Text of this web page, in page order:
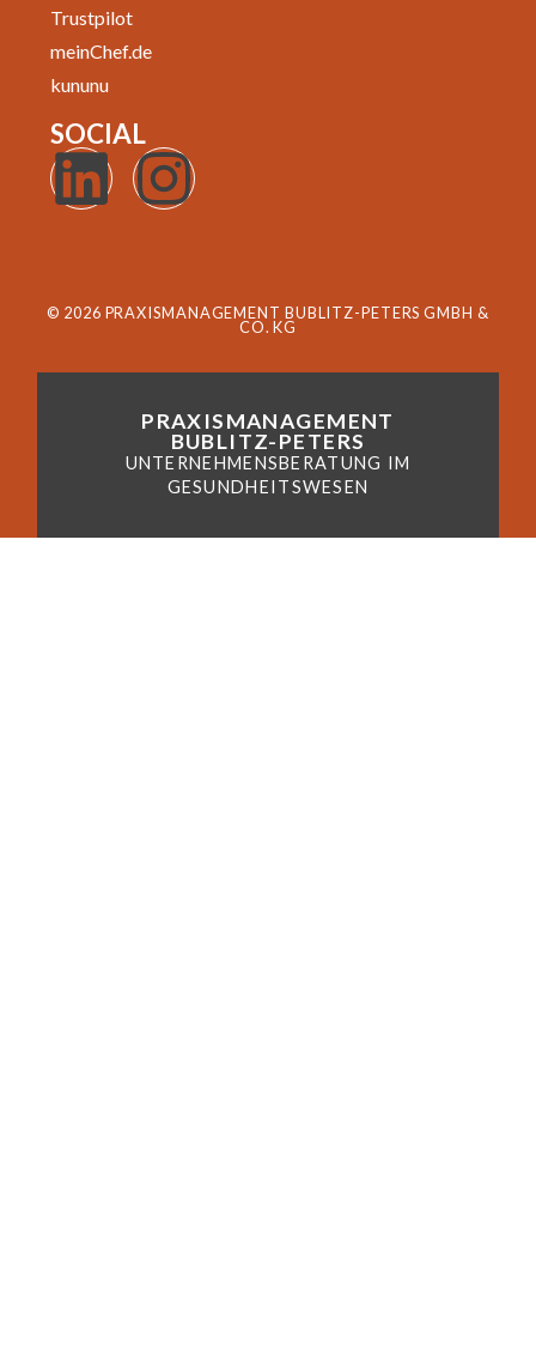
Trustpilot
meinChef.de
kununu
SOCIAL
© 2026 PRAXISMANAGEMENT BUBLITZ-PETERS GMBH &
CO. KG
PRAXISMANAGEMENT
BUBLITZ-PETERS
UNTERNEHMENSBERATUNG IM
GESUNDHEITSWESEN